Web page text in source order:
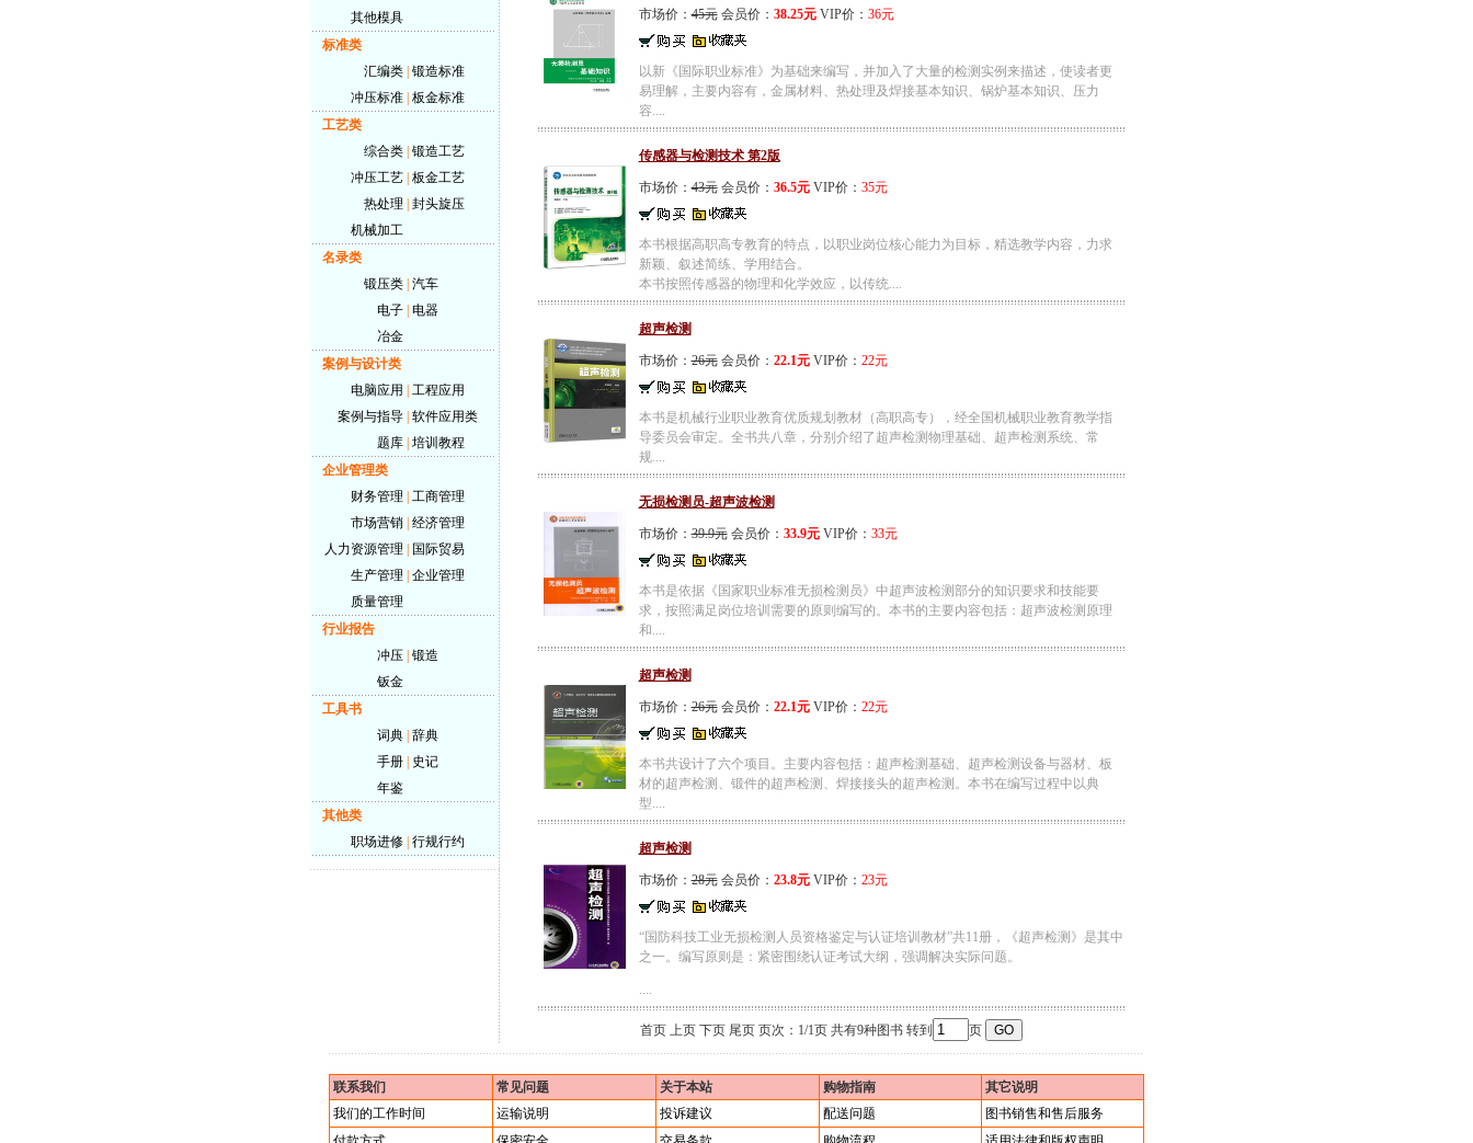
其他模具
标准类
汇编类 锻造标准
冲压标准 板金标准
工艺类
综合类 锻造工艺
冲压工艺 板金工艺
热处理
封头旋压
机械加工
名录类
锻压类 汽车
电子 电器
冶金
案例与设计类
电脑应用
工程应用
案例与指导 软件应用类
题库 培训教程
企业管理类
财务管理
工商管理
市场营销 经济管理
人力资源管理
国际贸易
生产管理
企业管理
质量管理
行业报告
冲压 锻造
钣金
工具书
词典 辞典
手册
史记
年鉴
其他类
职场进修 行规行约
市场价：45元会员价： 38.25元VIP价： 36元
以新《国际职业标准》为基础来编写，并加入了大量的检测实例来描述，使读者更
易理解，主要内容有，金属材料、热处理及焊接基本知识、锅炉基本知识、压力
容....
传感器与检测技术 第2版
市场价：43元会员价： 36.5元VIP价： 35元
本书根据高职高专教育的特点，以职业岗位核心能力为目标，精选教学内容，力求
新颖、叙述简练、学用结合。
本书按照传感器的物理和化学效应，以传统....
超声检测
市场价：26元会员价： 22.1元VIP价： 22元
本书是机械行业职业教育优质规划教材（高职高专），经全国机械职业教育教学指
导委员会审定。全书共八章，分别介绍了超声检测物理基础、超声检测系统、常
规....
无损检测员-超声波检测
市场价：39.9元会员价： 33.9元VIP价： 33元
本书是依据《国家职业标准无损检测员》中超声波检测部分的知识要求和技能要
求，按照满足岗位培训需要的原则编写的。本书的主要内容包括：超声波检测原理
和....
超声检测
市场价：26元会员价： 22.1元VIP价： 22元
本书共设计了六个项目。主要内容包括：超声检测基础、超声检测设备与器材、板
材的超声检测、锻件的超声检测、焊接接头的超声检测。本书在编写过程中以典
型....
超声检测
市场价：28元会员价： 23.8元VIP价： 23元
“国防科技工业无损检测人员资格鉴定与认证培训教材”共11册，《超声检测》是其中
之一。编写原则是：紧密围绕认证考试大纲，强调解决实际问题。
....
首页 上页 下页 尾页 页次：1/1页 共有9种图书 转到 页
联系我们 常见问题 关于本站 购物指南
其它说明
我们的工作时间
运输说明 投诉建议 配送问题
图书销售和售后服务